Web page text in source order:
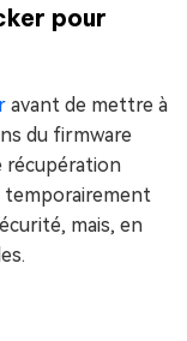
pour
avant de mettre à
du firmware
récupération
temporairement
mais, en